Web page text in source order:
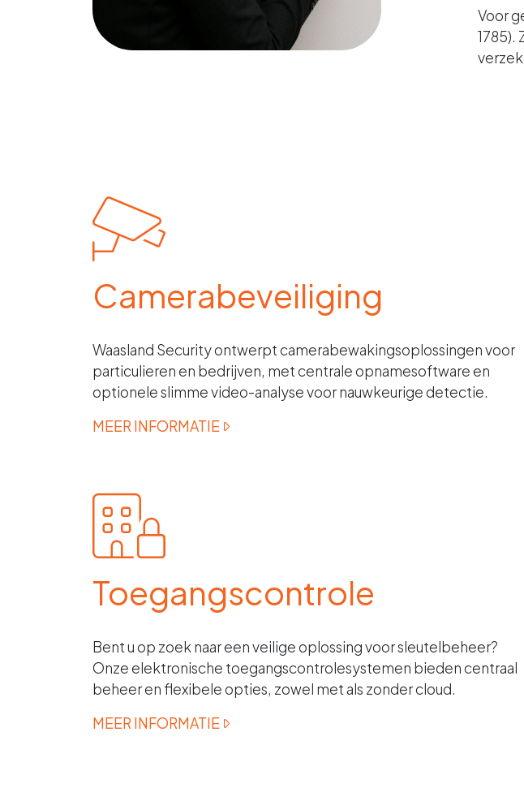
Voor
1785).
Camerabeveiliging
Waasland Security ontwerpt camerabewakingsoplossingen voor
particulieren en bedrijven, met centrale opnamesoftware en
optionele slimme video-analyse voor nauwkeurige detectie.
MEER INFORMATIE
Toegangscontrole
Bent u op zoek naar een veilige oplossing voor sleutelbeheer?
Onze elektronische toegangscontrolesystemen bieden centraal
beheer en flexibele opties, zowel met als zonder cloud.
MEER INFORMATIE